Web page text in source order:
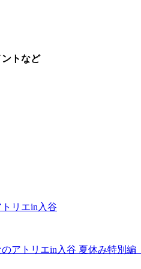
ントなど
トリエin入谷
のアトリエin入谷 夏休み特別